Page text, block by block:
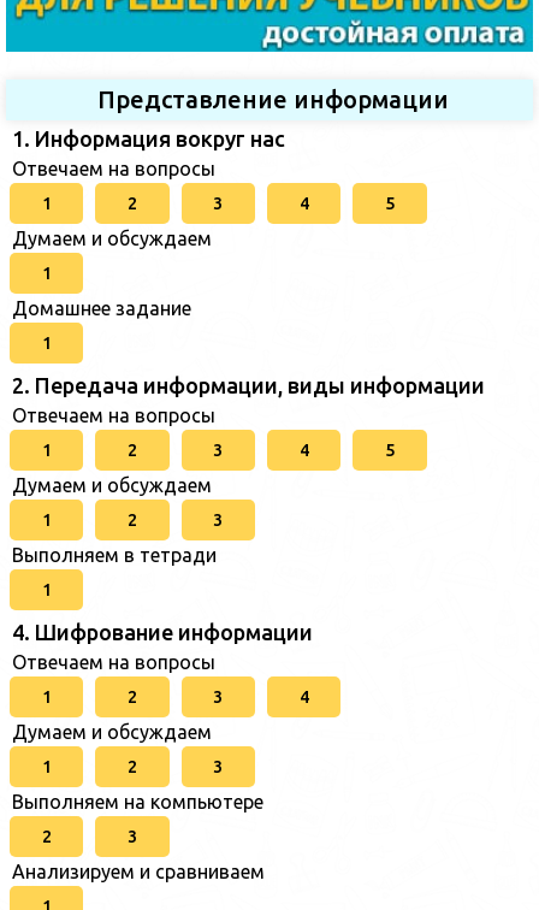
Представление информации
1. Информация вокруг нас
Отвечаем на вопросы
1 2 3 4 5
Думаем и обсуждаем
1
Домашнее задание
1
2. Передача информации, виды информации
Отвечаем на вопросы
1 2 3 4 5
Думаем и обсуждаем
1 2 3
Выполняем в тетради
1
4. Шифрование информации
Отвечаем на вопросы
1 2 3 4
Думаем и обсуждаем
1 2 3
Выполняем на компьютере
2 3
Анализируем и сравниваем
1